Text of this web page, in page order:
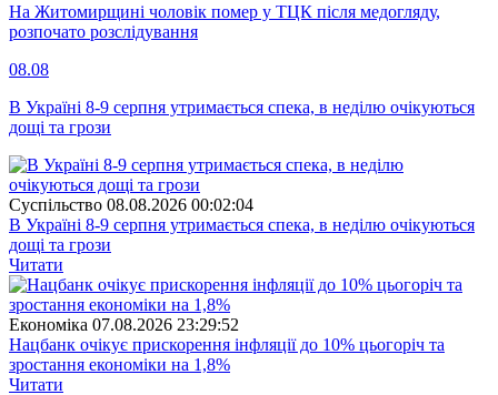
На Житомирщині чоловік помер у ТЦК після медогляду,
розпочато розслідування
08.08
В Україні 8-9 серпня утримається спека, в неділю очікуються
дощі та грози
Суспiльство 08.08.2026 00:02:04
В Україні 8-9 серпня утримається спека, в неділю очікуються
дощі та грози
Читати
Економіка 07.08.2026 23:29:52
Нацбанк очікує прискорення інфляції до 10% цьогоріч та
зростання економіки на 1,8%
Читати